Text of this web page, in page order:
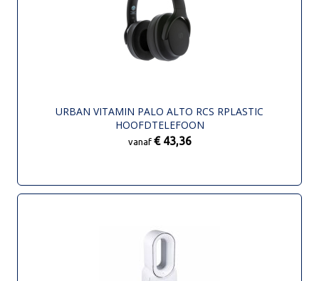
URBAN VITAMIN PALO ALTO RCS RPLASTIC
HOOFDTELEFOON
vanaf € 43,36